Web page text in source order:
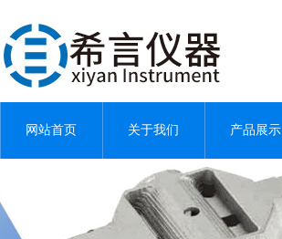
网站首页 关于我们 产品展示